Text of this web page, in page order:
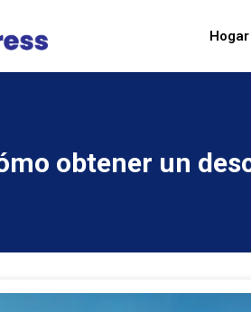
Hogar
obtener un